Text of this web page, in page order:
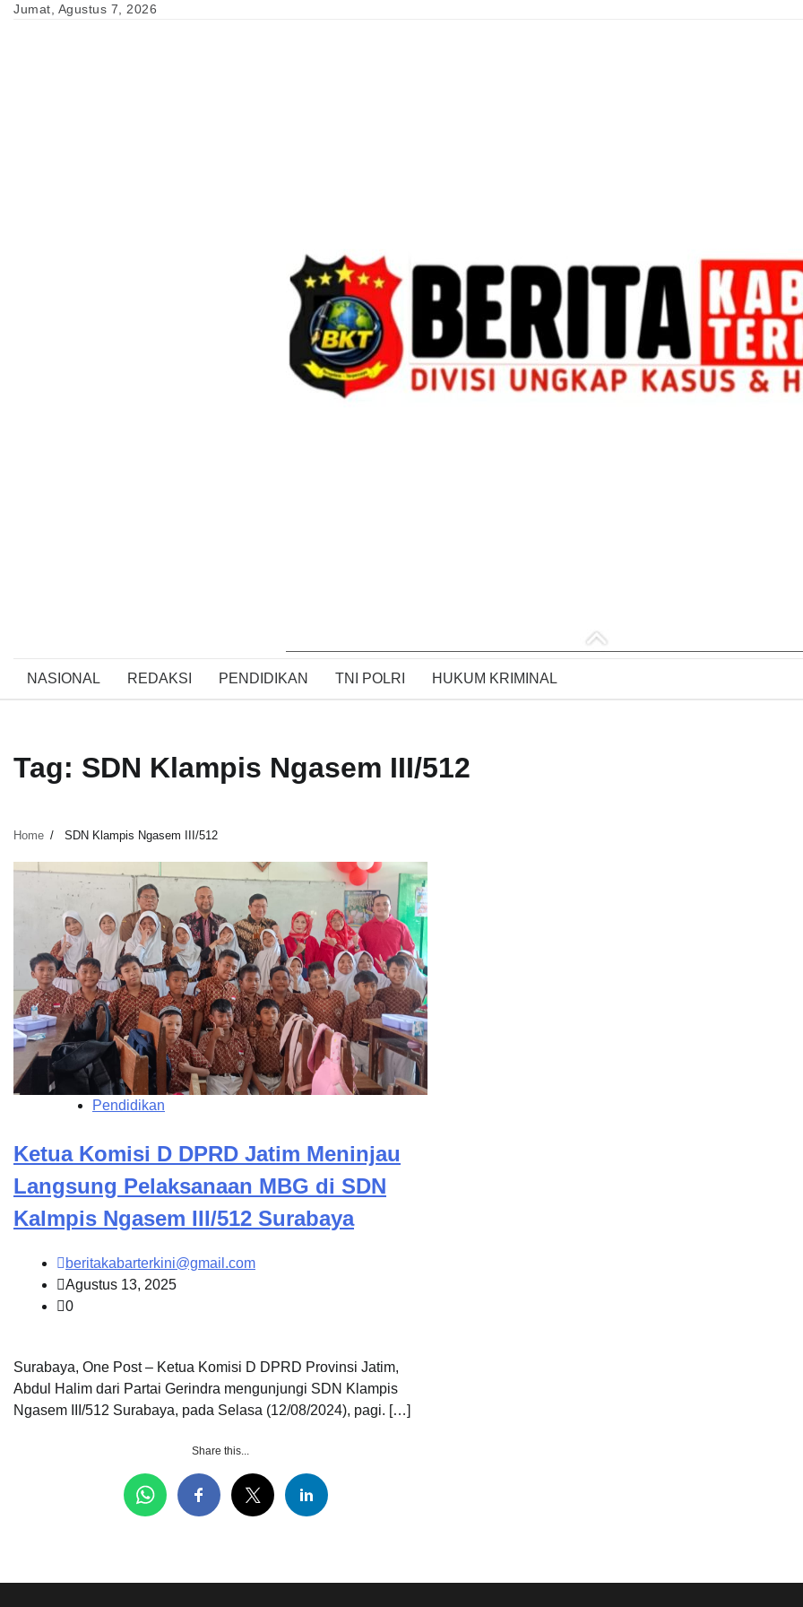
SkipJumat, Agustus 7, 2026
NASIONAL REDAKSI PENDIDIKAN TNI POLRI HUKUM KRIMINAL
Tag: SDN Klampis Ngasem III/512
Home SDN Klampis Ngasem III/512
Pendidikan
Ketua Komisi D DPRD Jatim Meninjau
Langsung Pelaksanaan MBG di SDN
Kalmpis Ngasem III/512 Surabaya
beritakabarterkini@gmail.com
Agustus 13, 2025
0
Surabaya, One Post – Ketua Komisi D DPRD Provinsi Jatim,
Abdul Halim dari Partai Gerindra mengunjungi SDN Klampis
Ngasem III/512 Surabaya, pada Selasa (12/08/2024), pagi. […]
Share this...